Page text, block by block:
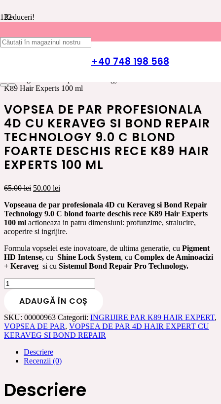
+40 748 198 568
Reduceri!
VOPSEA DE PAR 4D HAIR EXPERT CU
K89 Hair Experts 100 ml
VOPSEA DE PAR PROFESIONALA
4D CU KERAVEG SI BOND REPAIR
TECHNOLOGY 9.0 C BLOND
FOARTE DESCHIS RECE K89 HAIR
EXPERTS 100 ML
65.00lei Prețul
a
fost:
65.00 lei.
50.00 lei
este:
50.00 lei.
Vopseaua de par profesionala 4D cu Keraveg si Bond Repair
Technology 9.0 C blond foarte deschis rece K89 Hair Experts
100 ml actioneaza in patru dimensiuni: profunzime, stralucire,
acoperire si ingrijire.
Formula vopselei este inovatoare, de ultima generatie, cu Pigment
HD Intense, cu Shine Lock System, cu Complex de Aminoacizi
+ Keraveg si cu Sistemul Bond Repair Pro Technology.
Cantitate
Vopsea
profesionala
4D
cu
Bond
9.0
C
ADAUGĂ ÎN COȘ
SKU: 00000963 Categorii: INGRIJIRE PAR K89 HAIR EXPERT,
VOPSEA DE PAR, VOPSEA DE PAR 4D HAIR EXPERT CU
KERAVEG SI BOND REPAIR
Descriere
Recenzii (0)
Descriere